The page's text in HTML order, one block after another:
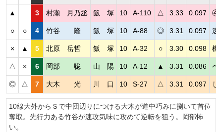
▲ 3 村瀬 月乃丞 飯 塚 10 A-110 △ 3.33 0.097 ④
○ ○ 4 竹谷 隆 飯 塚 10 A-88 ◎ 3.31 0.097 速
× ▲ 5 北原 岳哲 飯 塚 10 A-32 ○ 3.30 0.098 機
△ × 6 岡部 聡 山 陽 10 A-12 ▲ 3.31 0.086 ベ
◎ △ 7 大木 光 川 口 10 S-27 △ 3.31 0.097 し
10線大外からＳで中団辺りにつける大木が道中巧みに捌いて首位
奪取。先行力ある竹谷が速攻気味に攻めて逆転を狙う。岡部怖
い。